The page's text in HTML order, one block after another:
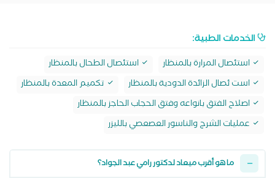
الخدمات الطبية:
استئصال المرارة بالمنظار
استئصال الطحال بالمنظار
است ئصال الزائدة الدودية بالمنظار
تكميم المعدة بالمنظار
اصلاح الفتق بانواعه وفتق الحجاب الحاجز بالمنظار
عمليات الشرج والناسور العصعصي بالليزر
ما هو أقرب ميعاد لدكتور رامي عبد الجواد؟